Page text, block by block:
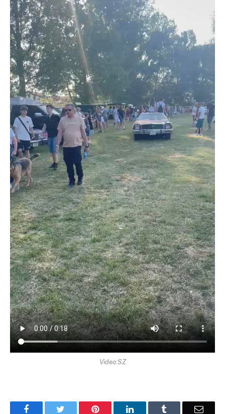
Video:SZ
Facebook Pinterest LinkedIn Email